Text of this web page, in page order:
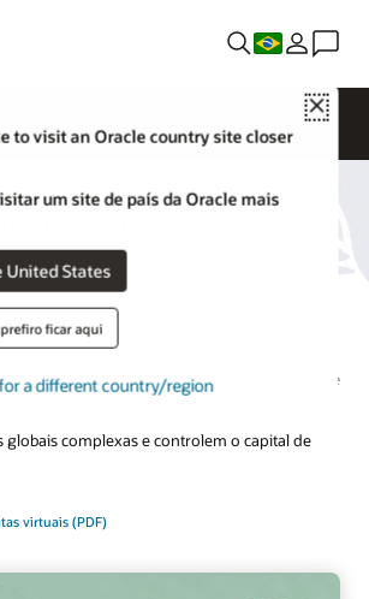
Close
to visit an Oracle country site closer
um site de país da Oracle mais
United States
ficar aqui
a different country/region
Business Insights
Virtual Account
Account Management ajuda clientes
a obter clareza de capital. Esse serviço de
capacita os bancos a oferecer soluções de
virtuais preparadas para o futuro,
corporativos gerenciem com eficiência
globais complexas e controlem o capital de
virtuais (PDF)